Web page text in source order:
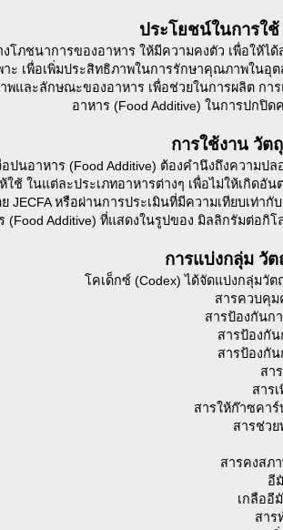
ประโยชน์ในการใ
โภชนาการของอาหาร ให้มีความคงตัว เพื่อให้ไ
าะ เพื่อเพิ่มประสิทธิภาพในการรักษาคุณภาพใน
และลักษณะของอาหาร เพื่อช่วยในการผลิต กา
อาหาร (Food Additive) ในการปกปิ
การใช้งาน วัต
ปนอาหาร (Food Additive) ต้องคำนึงถึงความ
ช้ ในแต่ละประเภทอาหารต่างๆ เพื่อไม่ให้เกิดอั
JECFA หรือผ่านการประเมินที่มีความเทียบเท่า
(Food Additive) ที่แสดงในรูปของ มิลลิกรัมต่อ
การแบ่งกลุ่ม วั
โคเด็กซ์ (Codex) ได้จัดแบ่งกลุ่มวั
สารควบคุม
สารป้องกันก
สารป้องกัน
สารป้องกัน
สา
สาร
สารให้ก๊าซคาร์
สารช่วย
สารคงสภ
อี
เกลืออี
สาร